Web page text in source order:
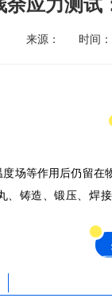
余应力测试
来源： 时间
场等作用后仍留在
、铸造、锻压、焊